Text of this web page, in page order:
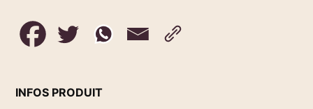
INFOS PRODUIT